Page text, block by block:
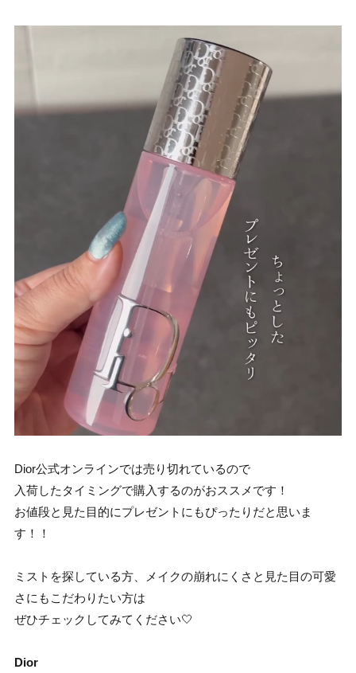
Dior公式オンラインでは売り切れているので
入荷したタイミングで購入するのがおススメです！
お値段と見た目的にプレゼントにもぴったりだと思いま
す！！
ミストを探している方、メイクの崩れにくさと見た目の可愛
さにもこだわりたい方は
ぜひチェックしてみてください🤍
Dior